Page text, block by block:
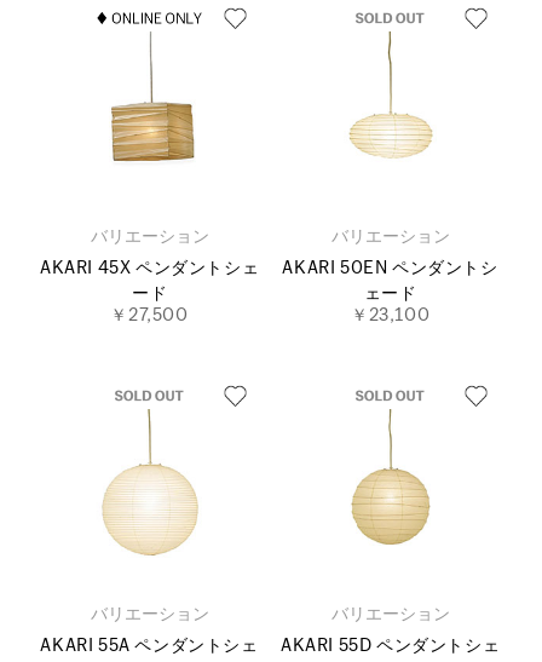
バリエーション
AKARI 45X ペンダントシェ
ード
￥27,500
バリエーション
AKARI 50EN ペンダントシ
ェード
￥23,100
バリエーション
AKARI 55A ペンダントシェ
バリエーション
AKARI 55D ペンダントシェ